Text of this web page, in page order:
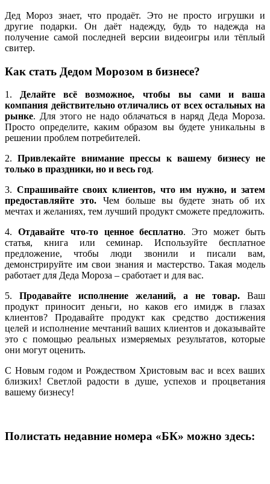
Дед Мороз знает, что продаёт. Это не просто игрушки и
другие подарки. Он даёт надежду, будь то надежда на
получение самой последней версии видеоигры или тёплый
свитер.
Как стать Дедом Морозом в бизнесе?
1.
Делайте всё возможное, чтобы вы сами и ваша
компания действительно отличались от всех остальных на
рынке. Для этого не надо облачаться в наряд Деда Мороза.
Просто определите, каким образом вы будете уникальны в
решении проблем потребителей.
2.Привлекайте внимание прессы к вашему бизнесу не
только в праздники, но и весь год.
3. Спрашивайте своих клиентов, что им нужно, и затем
предоставляйте это. Чем больше вы будете знать об их
мечтах и желаниях, тем лучший продукт сможете предложить.
4. Отдавайте что‑то ценное бесплатно. Это может быть
статья, книга или семинар. Используйте бесплатное
предложение, чтобы люди звонили и писали вам,
демонстрируйте им свои знания и мастерство. Такая модель
работает для Деда Мороза – сработает и для вас.
5. Продавайте исполнение желаний, а не товар. Ваш
продукт приносит деньги, но каков его имидж в глазах
клиентов? Продавайте продукт как средство достижения
целей и исполнение мечтаний ваших клиентов и доказывайте
это с помощью реальных измеряемых результатов, которые
они могут оценить.
С Новым годом и Рождеством Христовым вас и всех ваших
близких! Светлой радости в душе, успехов и процветания
вашему бизнесу!
Полистать недавние номера «БК» можно здесь: